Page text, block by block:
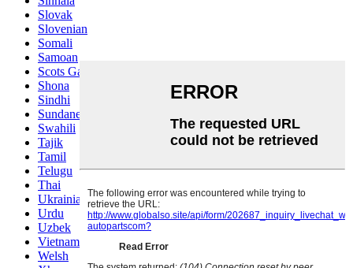
Slovak
Slovenian
Somali
Samoan
Scots Gaelic
Shona
Sindhi
Sundanese
Swahili
Tajik
Tamil
Telugu
Thai
Ukrainian
Urdu
Uzbek
Vietnamese
Welsh